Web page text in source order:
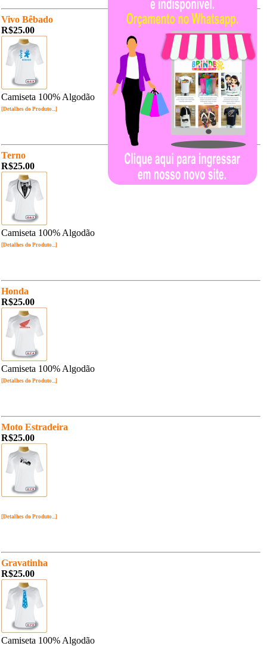
Vivo Bêbado
R$25.00
Camiseta 100% Algodão
[Detalhes do Produto...]
Terno
R$25.00
Camiseta 100% Algodão
[Detalhes do Produto...]
Honda
R$25.00
Camiseta 100% Algodão
[Detalhes do Produto...]
Moto Estradeira
R$25.00
[Detalhes do Produto...]
Gravatinha
R$25.00
Camiseta 100% Algodão